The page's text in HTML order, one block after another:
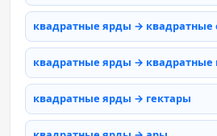
квадратные ярды → квадратные
квадратные ярды →
квадратные ярды → гектары